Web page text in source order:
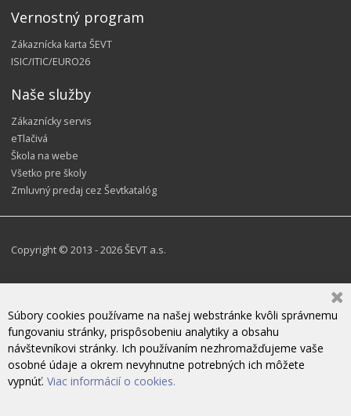
Vernostný program
Zákaznícka karta ŠEVT
ISIC/ITIC/EURO26
Naše služby
Zákaznícky servis
eTlačivá
Škola na webe
Všetko pre školy
Zmluvný predaj cez Ševtkatalóg
Copyright © 2013 - 2026 ŠEVT a.s.
Súbory cookies používame na našej webstránke kvôli správnemu
fungovaniu stránky, prispôsobeniu analytiky a obsahu
návštevníkovi stránky. Ich používaním nezhromažďujeme vaše
osobné údaje a okrem nevyhnutne potrebných ich môžete
vypnúť. Viac informácií o cookies.